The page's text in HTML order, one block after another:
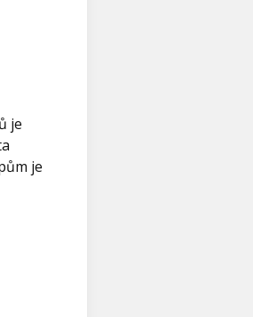
je
je